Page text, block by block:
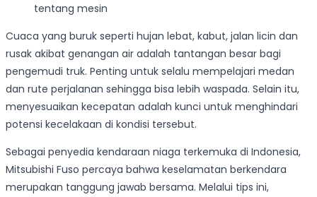
tentang mesin
Cuaca yang buruk seperti hujan lebat, kabut, jalan licin dan
rusak akibat genangan air adalah tantangan besar bagi
pengemudi truk. Penting untuk selalu mempelajari medan
dan rute perjalanan sehingga bisa lebih waspada. Selain itu,
menyesuaikan kecepatan adalah kunci untuk menghindari
potensi kecelakaan di kondisi tersebut.
Sebagai penyedia kendaraan niaga terkemuka di Indonesia,
Mitsubishi Fuso percaya bahwa keselamatan berkendara
merupakan tanggung jawab bersama. Melalui tips ini,